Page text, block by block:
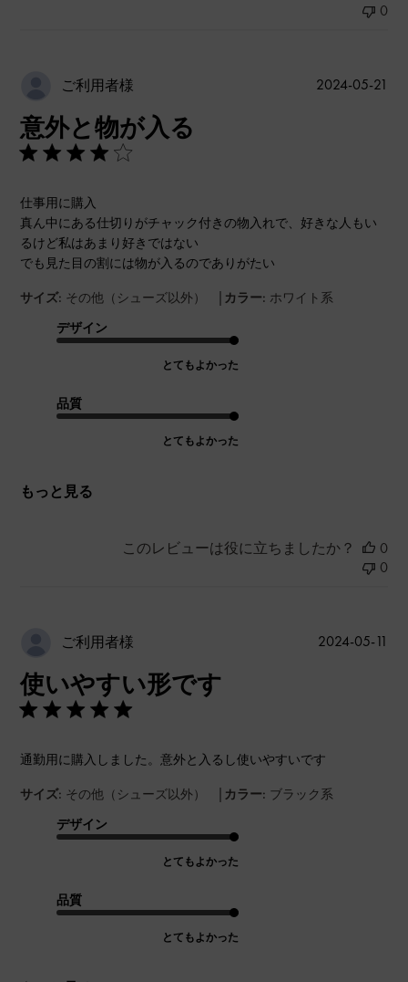
0
ご利用者様
意外と物が入る
仕事用に購入
真ん中にある仕切りがチャック付きの物入れで、好きな人もい
るけど私はあまり好きではない
でも見た目の割には物が入るのでありがたい
サイズ: その他（シューズ以外） | カラー: ホワイト系
デザイン
とてもよかった
品質
とてもよかった
もっと見る
2024-05-21
このレビューは役に立ちましたか？
0
0
ご利用者様
使いやすい形です
通勤用に購入しました。意外と入るし使いやすいです
サイズ: その他（シューズ以外） | カラー: ブラック系
デザイン
とてもよかった
品質
とてもよかった
2024-05-11